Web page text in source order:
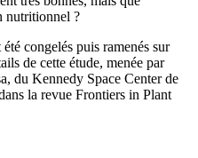
nutritionnel ?
congelés puis ramenés sur
de cette étude, menée par
du Kennedy Space Center de
la revue Frontiers in Plant